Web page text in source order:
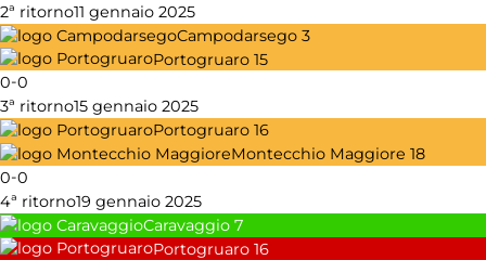
2ª ritorno11 gennaio 2025
Campodarsego 3
Portogruaro 15
0-0
3ª ritorno15 gennaio 2025
Portogruaro 16
Montecchio Maggiore 18
0-0
4ª ritorno19 gennaio 2025
Caravaggio 7
Portogruaro 16